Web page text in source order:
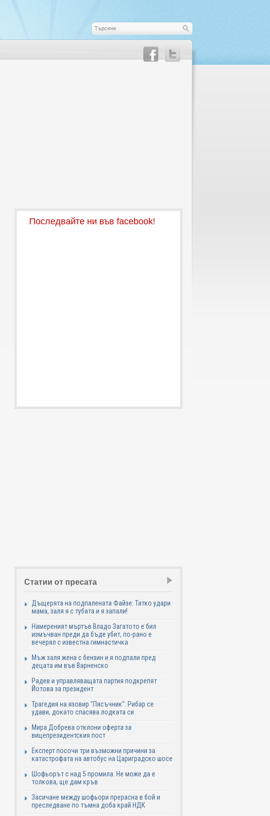
Последвайте ни във facebook!
Статии от пресата
Дъщерята на подпалената Файзе: Татко удари
мама, заля я с тубата и я запали!
Намереният мъртъв Владо Загатото е бил
измъчван преди да бъде убит, по-рано е
вечерял с известна гимнастичка
Мъж заля жена с бензин и я подпали пред
децата им във Варненско
Радев и управляващата партия подкрепят
Йотова за президент
Трагедия на язовир "Пясъчник": Рибар се
удави, докато спасява лодката си
Мира Добрева отклони оферта за
вицепрезидентския пост
Експерт посочи три възможни причини за
катастрофата на автобус на Цариградско шосе
Шофьорът с над 5 промила: Не може да е
толкова, ще дам кръв
Засичане между шофьори прерасна в бой и
преследване по тъмна доба край НДК